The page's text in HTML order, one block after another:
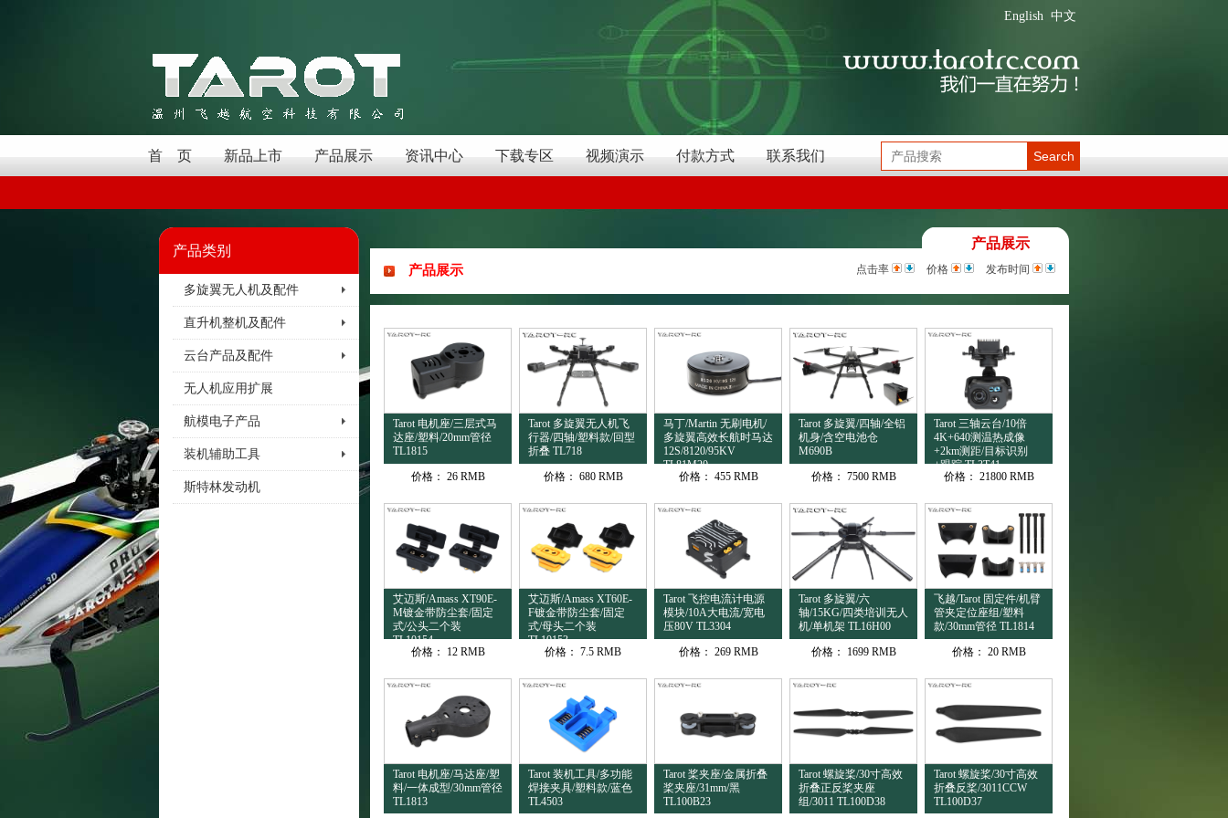
中文
English
首 页 新品上市 产品展示 资讯中心 下载专区 视频演示 付款方式 联系我们 Search
产品类别
多旋翼无人机及配件
直升机整机及配件
云台产品及配件
无人机应用扩展
航模电子产品
装机辅助工具
斯特林发动机
产品展示
产品展示 点击率 价格 发布时间
Tarot 电机座/三层式马
达座/塑料/20mm管径
TL1815
价格： 26 RMB
Tarot 多旋翼无人机飞
行器/四轴/塑料款/回型
折叠 TL718
价格： 680 RMB
马丁/Martin 无刷电机/
多旋翼高效长航时马达
12S/8120/95KV
TL81M20
价格： 455 RMB
Tarot 多旋翼/四轴/全铝
机身/含空电池仓
M690B
价格： 7500 RMB
Tarot 三轴云台/10倍
4K+640测温热成像
+2km测距/目标识别
+跟踪 TL3T41
价格： 21800 RMB
艾迈斯/Amass XT90E-
M镀金带防尘套/固定
式/公头二个装
TL10154
价格：
12 RMB
艾迈斯/Amass XT60E-
F镀金带防尘套/固定
式/母头二个装
TL10153
价格： 7.5 RMB
Tarot 飞控电流计电源
模块/10A大电流/宽电
压80V TL3304
价格： 269 RMB
Tarot 多旋翼/六
轴/15KG/四类培训无人
机/单机架 TL16H00
价格：
1699 RMB
飞越/Tarot 固定件/机臂
管夹定位座组/塑料
款/30mm管径 TL1814
价格： 20 RMB
Tarot 电机座/马达座/塑
料/一体成型/30mm管径
TL1813
Tarot 装机工具/多功能
焊接夹具/塑料款/蓝色
TL4503
Tarot 桨夹座/金属折叠
桨夹座/31mm/黑
TL100B23
Tarot 螺旋桨/30寸高效
折叠正反桨夹座
组/3011 TL100D38
Tarot 螺旋桨/30寸高效
折叠反桨/3011CCW
TL100D37